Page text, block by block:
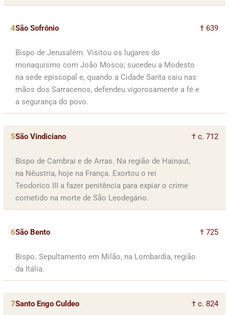
4São Sofrônio
Bispo de Jerusalém. Visitou os lugares do
monaquismo com João Mosco; sucedeu a Modesto
na sede episcopal e, quando a Cidade Santa caiu nas
mãos dos Sarracenos, defendeu vigorosamente a fé e
a segurança do povo.
† 639
5São Vindiciano
Bispo de Cambrai e de Arras. Na região de Hainaut,
na Nêustria, hoje na França. Exortou o rei
Teodorico III a fazer penitência para expiar o crime
cometido na morte de São Leodegário.
† c. 712
6São Bento
Bispo. Sepultamento em Milão, na Lombardia, região
da Itália.
† 725
7Santo Engo Culdeo † c. 824